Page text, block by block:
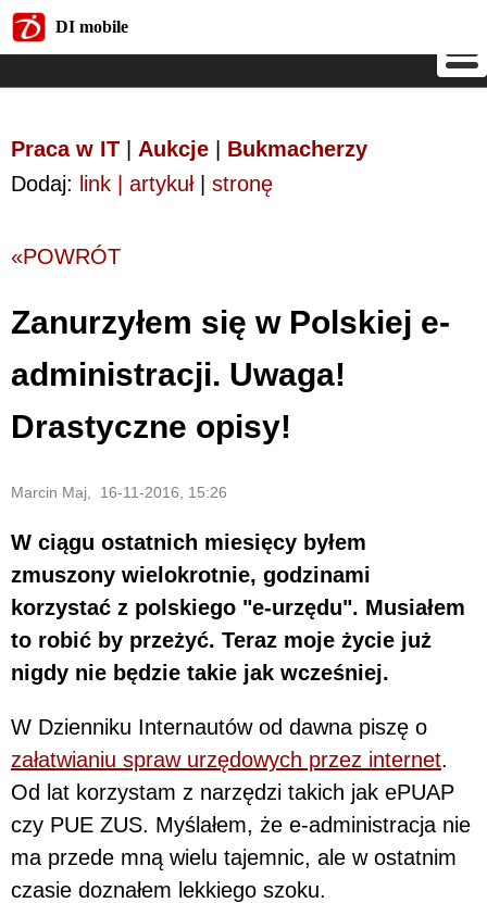
DI mobile
Praca w IT Aukcje
Bukmacherzy
Dodaj: link | artykuł| stronę
«POWRÓT
Zanurzyłem się w Polskiej e-
administracji. Uwaga!
Drastyczne opisy!
Marcin Maj, 16-11-2016, 15:26
W ciągu ostatnich miesięcy byłem
zmuszony wielokrotnie, godzinami
korzystać z polskiego "e-urzędu". Musiałem
to robić by przeżyć. Teraz moje życie już
nigdy nie będzie takie jak wcześniej.
W Dzienniku Internautów od dawna piszę o
załatwianiu spraw urzędowych przez internet.
Od lat korzystam z narzędzi takich jak ePUAP
czy PUE ZUS. Myślałem, że e-administracja nie
ma przede mną wielu tajemnic, ale w ostatnim
czasie doznałem lekkiego szoku.
DI mobile